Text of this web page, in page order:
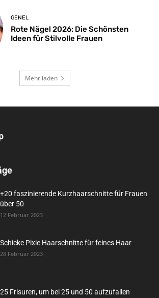
GENEL
Rote Nägel 2026: Die Schönsten
Ideen für Stilvolle Frauen
Mehr laden
+20 faszinierende Kurzhaarschnitte für Frauen
über 50
12 Februar 2023
Schicke Pixie Haarschnitte für feines Haar
28 Februar 2023
25 Frisuren, um bei 25 und 50 aufzufallen